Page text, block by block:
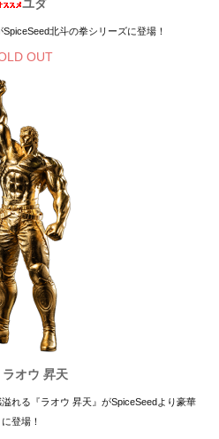
ユダ
北斗の拳シリーズに登場！
OUT
オウ 昇天
れる『ラオウ 昇天』がSpiceSeedより豪華
に登場！